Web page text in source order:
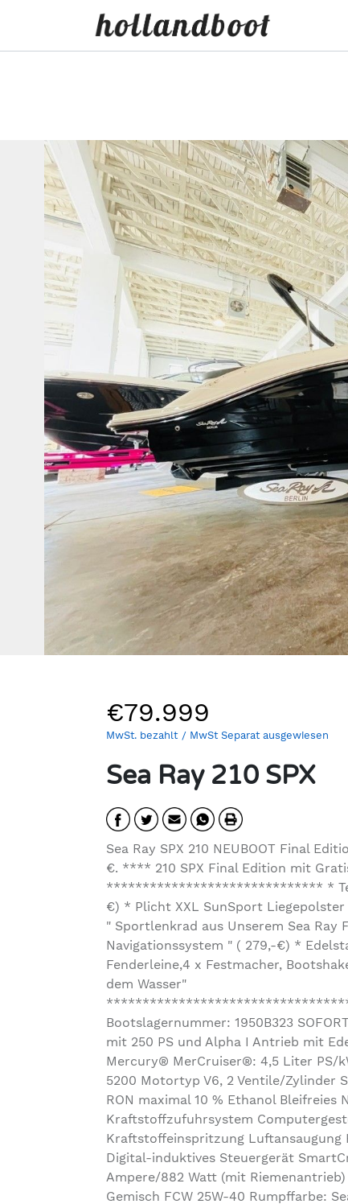
€79.999
MwSt. bezahlt / MwSt Separat ausgewiesen
Sea Ray 210 SPX
Sea Ray SPX 210 NEUBOOT Final
€. **** 210 SPX Final Edition mit
****************************** *
€) * Plicht XXL SunSport
" Sportlenkrad aus Unserem Sea
Navigationssystem " ( 279,-€) *
Fenderleine,4 x Festmacher,
dem Wasser"
Bootslagernummer: 1950B323
mit 250 PS und Alpha I Antrieb mit
Mercury® MerCruiser®: 4,5 Liter PS/
5200 Motortyp V6, 2 Ventile/Zylinder
RON maximal 10 % Ethanol
Kraftstoffzufuhrsystem
Kraftstoffeinspritzung
Digital-induktives Steuergerät
Ampere/882 Watt (mit
Gemisch FCW 25W-40 Rumpffarbe: